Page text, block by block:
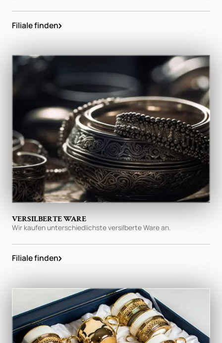
Filiale finden
VERSILBERTE WARE
Wir kaufen unterschiedlichste versilberte Ware an.
Filiale finden